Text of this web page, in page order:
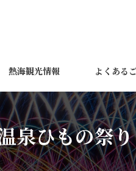
熱海観光情報 よくある
泉ひもの祭り